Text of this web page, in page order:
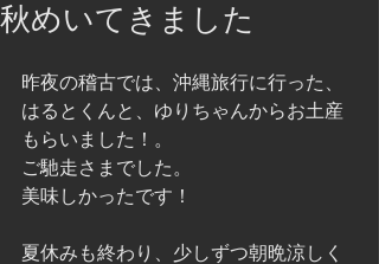
秋めいてきました
昨夜の稽古では、沖縄旅行に行った、
はるとくんと、ゆりちゃんからお土産
もらいました！。
ご馳走さまでした。
美味しかったです！
夏休みも終わり、少しずつ朝晩涼しく